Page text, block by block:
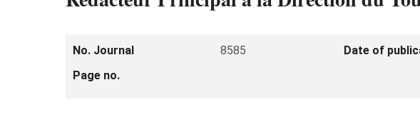
No. Journal 8585 Date of
Page no.